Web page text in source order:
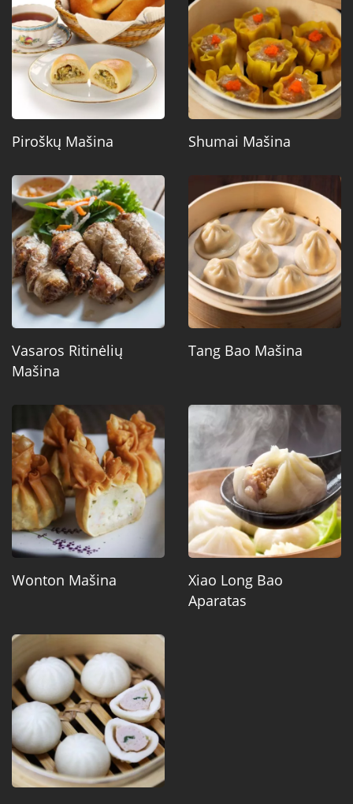
Piroškų Mašina Shumai Mašina
Vasaros Ritinėlių
Mašina
Tang Bao Mašina
Wonton Mašina
Xiao Long Bao
Aparatas